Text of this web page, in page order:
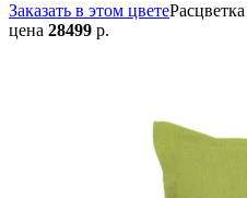
Заказать в этом цветеРасцветка
цена 28499 р.